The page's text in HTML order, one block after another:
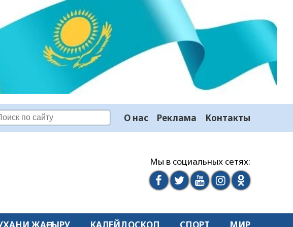
О нас Реклама Контакты
Мы в социальных сетях: